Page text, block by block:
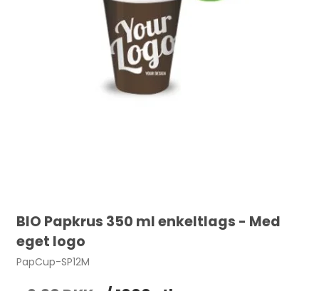
BIO Papkrus 350 ml enkeltlags - Med
eget logo
PapCup-SP12M